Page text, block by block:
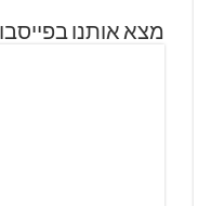
מצא אותנו